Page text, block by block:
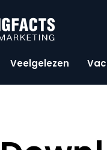
Veelgelezen